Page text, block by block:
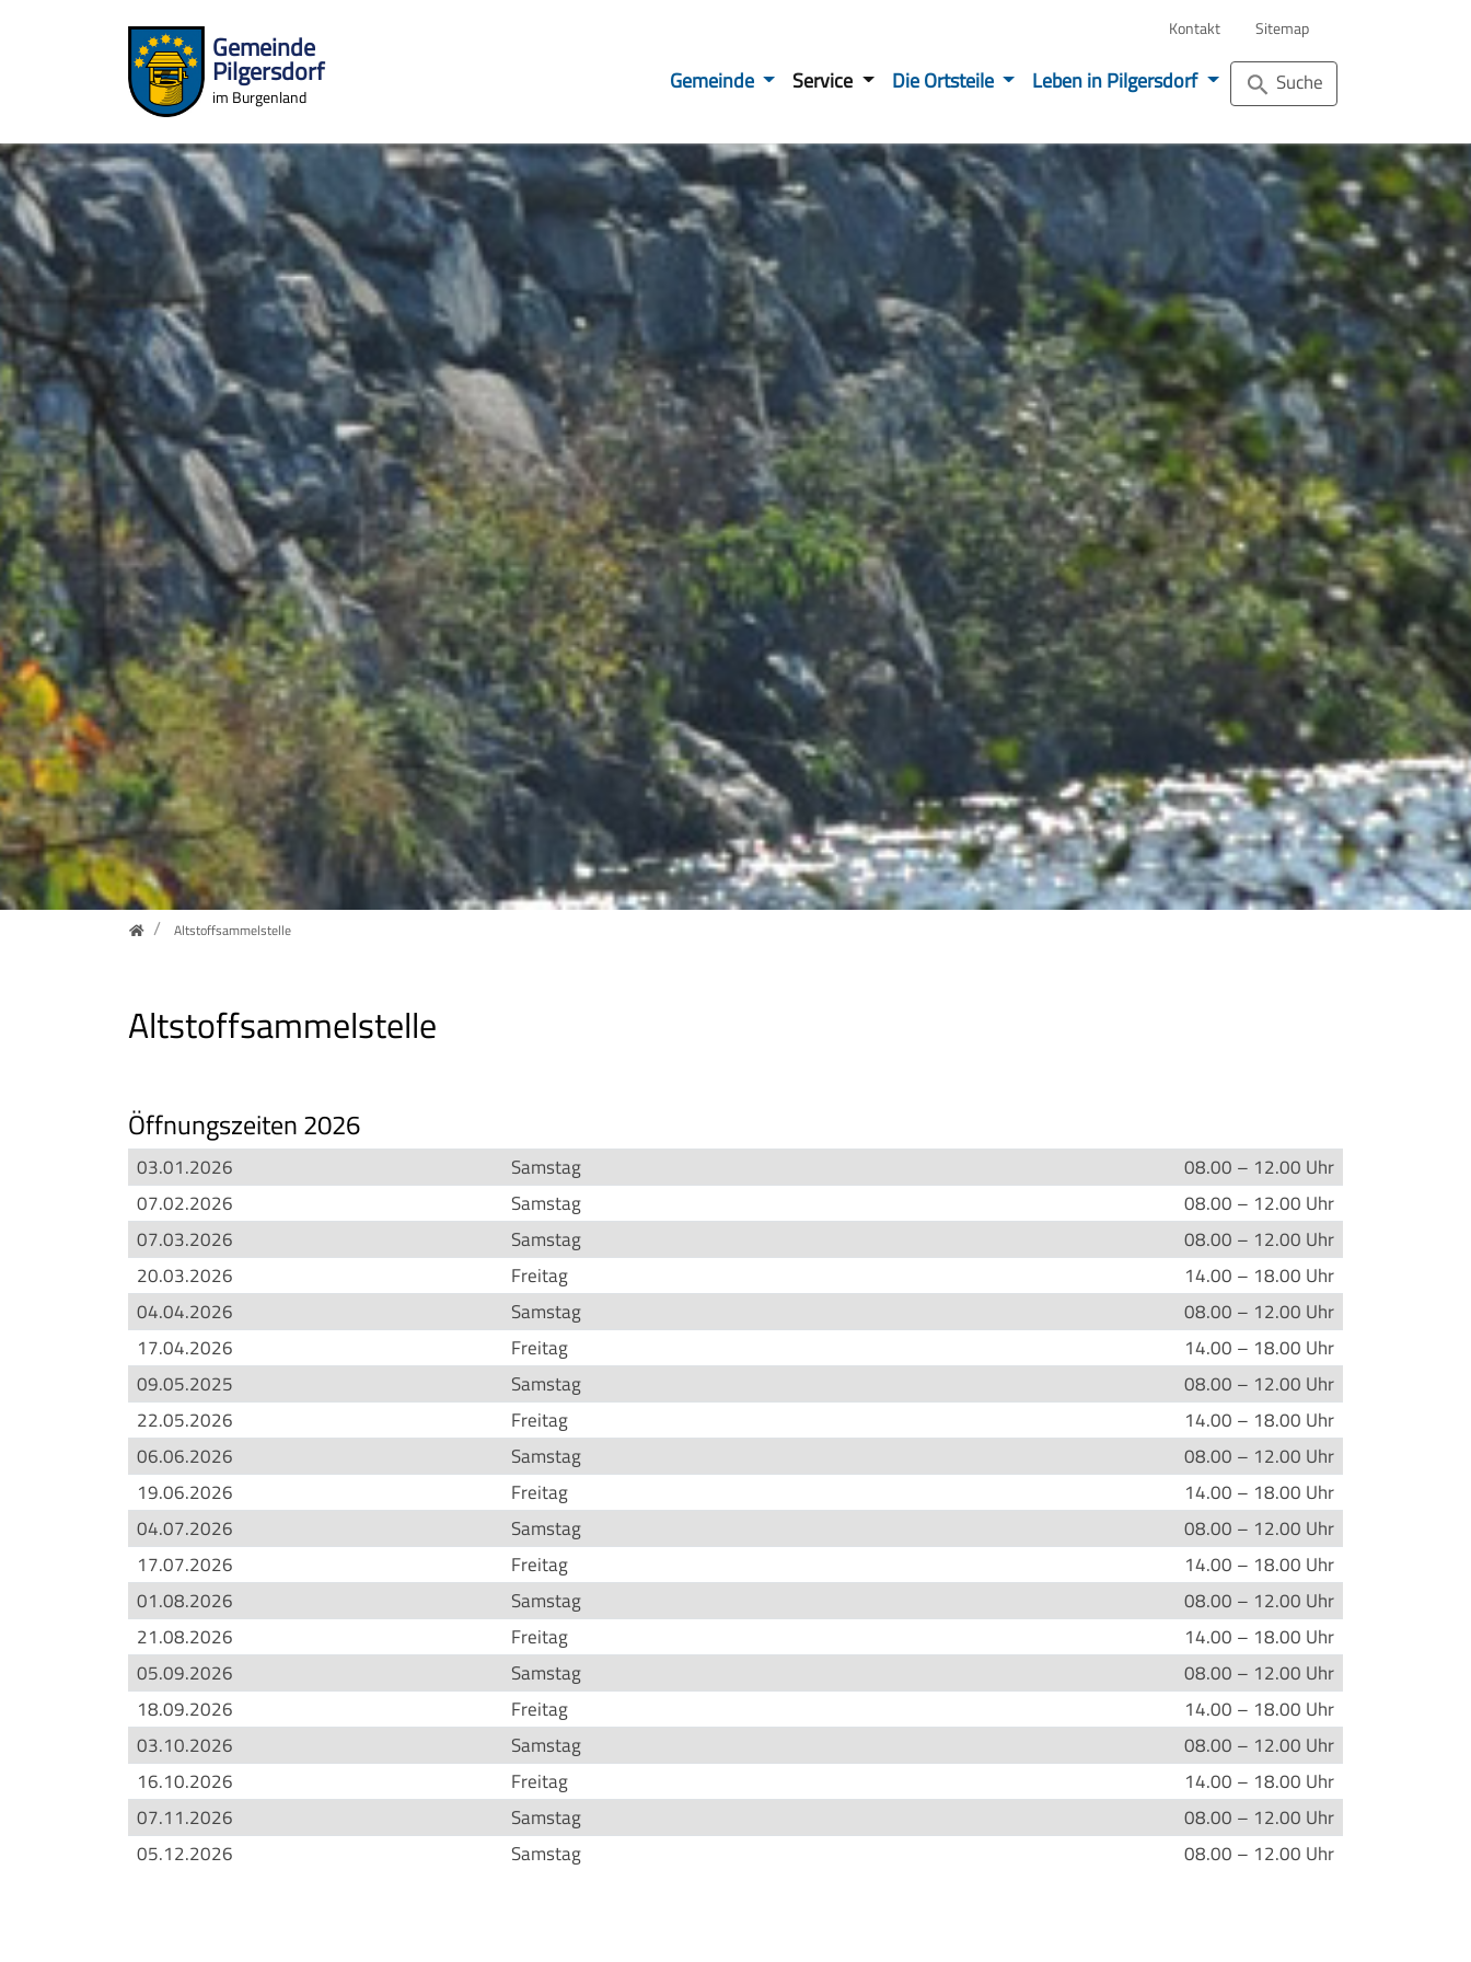
Zum Inhalt springen
Gemeinde
Pilgersdorf
im Burgenland
Kontakt Sitemap
Gemeinde Service Die Ortsteile Leben in Pilgersdorf Suche
HomeAltstoffsammelstelle
Altstoffsammelstelle
Öffnungszeiten 2026
Datum Wochentag
03.01.2026 Samstag
08.00 – 12.00 Uhr
07.02.2026
Samstag
08.00 – 12.00 Uhr
07.03.2026
Samstag
08.00 – 12.00 Uhr
20.03.2026
Freitag
14.00 – 18.00 Uhr
04.04.2026
Samstag
08.00 – 12.00 Uhr
17.04.2026
Freitag
14.00 – 18.00 Uhr
09.05.2025
Samstag
08.00 – 12.00 Uhr
22.05.2026
Freitag
14.00 – 18.00 Uhr
06.06.2026
Samstag
08.00 – 12.00 Uhr
19.06.2026
Freitag
14.00 – 18.00 Uhr
04.07.2026
Samstag
08.00 – 12.00 Uhr
17.07.2026
Freitag
14.00 – 18.00 Uhr
01.08.2026
Samstag
08.00 – 12.00 Uhr
21.08.2026
Freitag
14.00 – 18.00 Uhr
05.09.2026
Samstag
08.00 – 12.00 Uhr
18.09.2026
Freitag
14.00 – 18.00 Uhr
03.10.2026
Samstag
08.00 – 12.00 Uhr
16.10.2026
Freitag
14.00 – 18.00 Uhr
07.11.2026
Samstag
08.00 – 12.00 Uhr
05.12.2026
Samstag 08.00 – 12.00 Uhr